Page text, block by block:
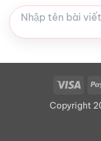
Visa
Copyright